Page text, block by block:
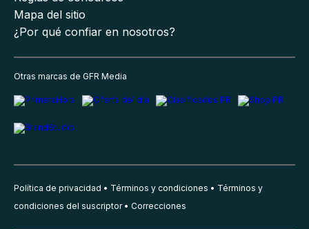
Mapa del sitio
¿Por qué confiar en nosotros?
Otras marcas de GFR Media
Política de privacidad Términos y condiciones
Términos y
condiciones del suscriptor
Correcciones